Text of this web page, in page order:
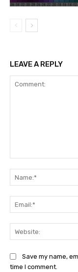
LEAVE A REPLY
Save my name,
time I comment.